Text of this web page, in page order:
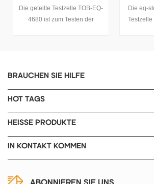
EQ-
wird
Batterieforschung
Die eq-stc-li-air ist eine Split-
Testzelle für die Lithium-Luft-
Kathodenmaterialien testen.
BRAUCHEN SIE HILFE
HOT TAGS
HEISSE PRODUKTE
IN KONTAKT KOMMEN